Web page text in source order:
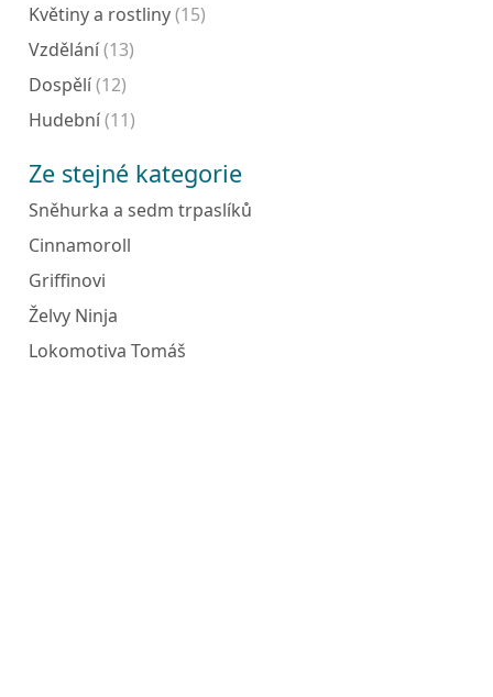
Květiny a rostliny(15)
Vzdělání(13)
Dospělí(12)
Hudební(11)
Ze stejné kategorie
Sněhurka a sedm trpaslíků
Cinnamoroll
Griffinovi
Želvy Ninja
Lokomotiva Tomáš